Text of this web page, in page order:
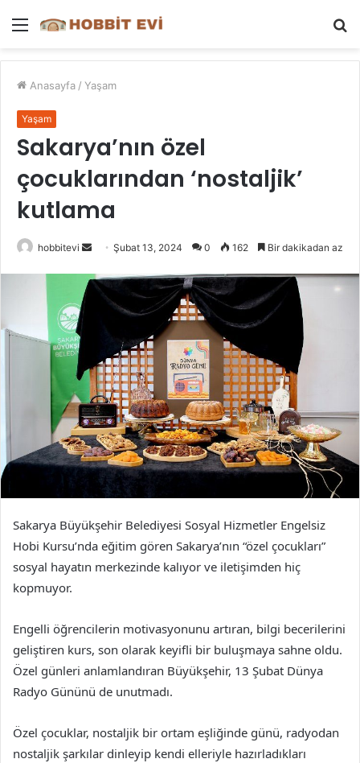
Menü
Anasayfa / Yaşam
Yaşam
Sakarya’nın özel
çocuklarından ‘nostaljik’
kutlama
hobbitevi
Bir
posta
göndermek
Şubat 13, 2024 0 162 Bir dakikadan az
Sakarya Büyükşehir Belediyesi Sosyal Hizmetler Engelsiz
Hobi Kursu’nda eğitim gören Sakarya’nın “özel çocukları”
sosyal hayatın merkezinde kalıyor ve iletişimden hiç
kopmuyor.
Engelli öğrencilerin motivasyonunu artıran, bilgi becerilerini
geliştiren kurs, son olarak keyifli bir buluşmaya sahne oldu.
Özel günleri anlamlandıran Büyükşehir, 13 Şubat Dünya
Radyo Gününü de unutmadı.
Özel çocuklar, nostaljik bir ortam eşliğinde günü, radyodan
nostaljik şarkılar dinleyip kendi elleriyle hazırladıkları